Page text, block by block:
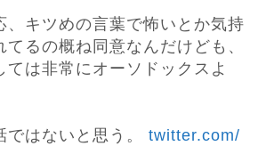
、キツめの言葉で怖いとか気持
るの概ね同意なんだけども、
ては非常にオーソドックスよ
ではないと思う。 twitter.com/